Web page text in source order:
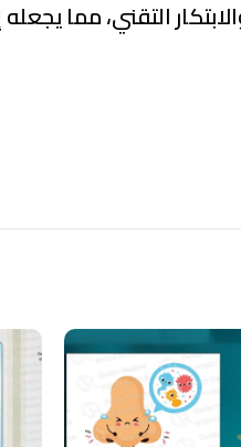
التقني، مما